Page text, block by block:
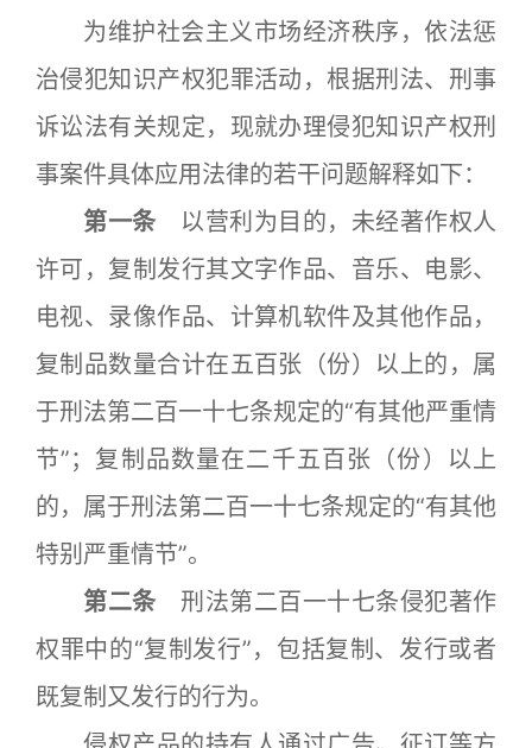
为维护社会主义市场经济秩序，依法惩
治侵犯知识产权犯罪活动，根据刑法、刑事
诉讼法有关规定，现就办理侵犯知识产权刑
事案件具体应用法律的若干问题解释如下：
第一条 以营利为目的，未经著作权人
许可，复制发行其文字作品、音乐、电影、
电视、录像作品、计算机软件及其他作品，
复制品数量合计在五百张（份）以上的，属
于刑法第二百一十七条规定的“有其他严重情
节”；复制品数量在二千五百张（份）以上
的，属于刑法第二百一十七条规定的“有其他
特别严重情节”。
第二条 刑法第二百一十七条侵犯著作
权罪中的“复制发行”，包括复制、发行或者
既复制又发行的行为。